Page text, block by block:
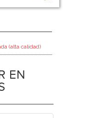
(alta calidad)
EN